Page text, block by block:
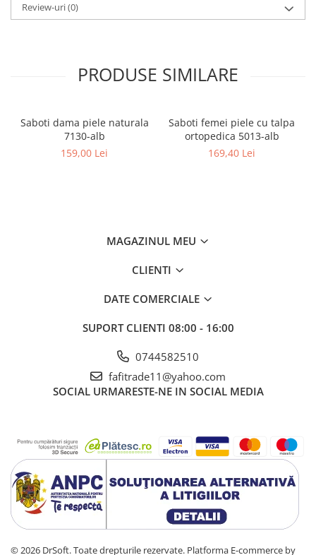
Review-uri(0)
PRODUSE SIMILARE
Saboti dama piele naturala
7130-alb
159,00 Lei
Saboti femei piele cu talpa
ortopedica 5013-alb
169,40 Lei
MAGAZINUL MEU
CLIENTI
DATE COMERCIALE
SUPORT CLIENTI 08:00 - 16:00
0744582510
fafitrade11@yahoo.com
SOCIAL URMARESTE-NE IN SOCIAL MEDIA
© 2026 DrSoft. Toate drepturile rezervate. Platforma E-commerce by